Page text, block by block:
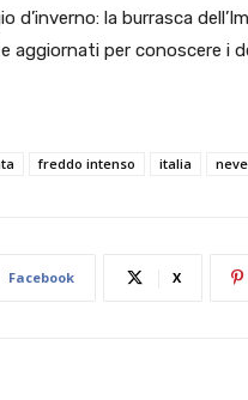
d’inverno: la burrasca
aggiornati per conoscere i
freddo intenso italia
Facebook X